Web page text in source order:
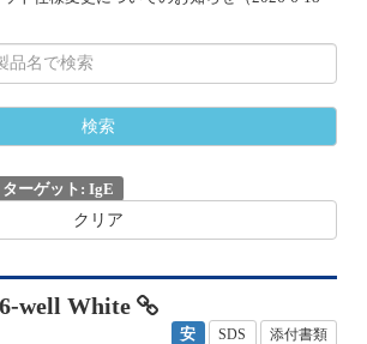
ターゲット: IgE
クリア
well White
安 SDS 添付書類